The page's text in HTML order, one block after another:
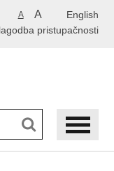
English
A A
pristupačnosti